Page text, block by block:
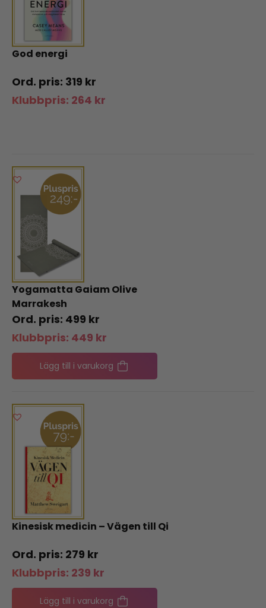
God energi
319 kr
Klubbpris: 264 kr
Yogamatta Gaiam Olive
Marrakesh
499 kr
Klubbpris: 449 kr
Lägg till i varukorg
Kinesisk medicin – Vägen till Qi
279 kr
Klubbpris: 239 kr
Lägg till i varukorg